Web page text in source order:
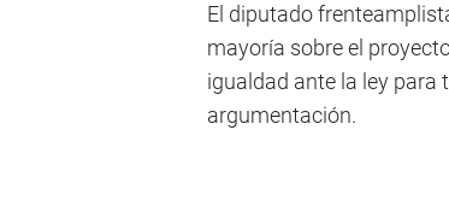
El diputado
mayoría sobre el
igualdad ante la ley para
argumentación.